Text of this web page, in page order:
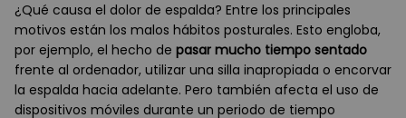
¿Qué causa el dolor de espalda? Entre los principales
motivos están los malos hábitos posturales. Esto engloba,
por ejemplo, el hecho de pasar mucho tiempo sentado
frente al ordenador, utilizar una silla inapropiada o encorvar
la espalda hacia adelante. Pero también afecta el uso de
dispositivos móviles durante un periodo de tiempo